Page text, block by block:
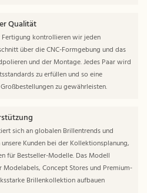
Qualität
Fertigung kontrollieren wir jeden
über die CNC-Formgebung und das
und der Montage. Jedes Paar wird
zu erfüllen und so eine
zu gewährleisten.
sich an globalen Brillentrends und
Kunden bei der Kollektionsplanung,
für Bestseller-Modelle. Das Modell
Modelabels, Concept Stores und Premium-
Brillenkollektion aufbauen